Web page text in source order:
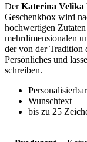
DerKaterina Velika
Geschenkbox wird
hochwertigen
mehrdimensionalen
der von der Tradition
Persönliches und
schreiben.
Personalisierbar
Wunschtext
bis zu 25